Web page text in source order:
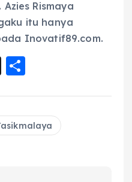
Rismaya
itu hanya
Inovatif89.com.
T
re
a
d
a
re